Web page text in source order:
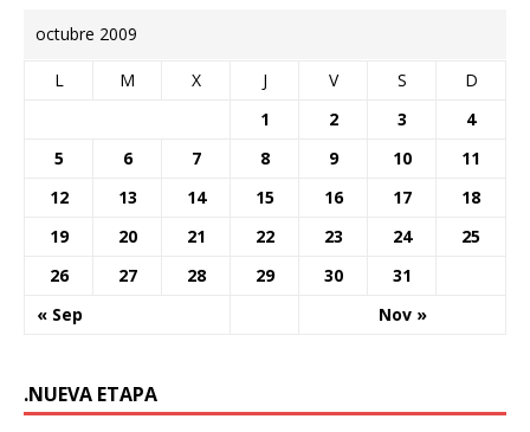
octubre 2009
L M X J V S D
« Sep Nov »
1 2 3
4
5
6 7 8 9 10
11
12
13 14 15 16 17
18
19
20 21 22 23 24
25
26
27 28 29 30 31
.NUEVA ETAPA